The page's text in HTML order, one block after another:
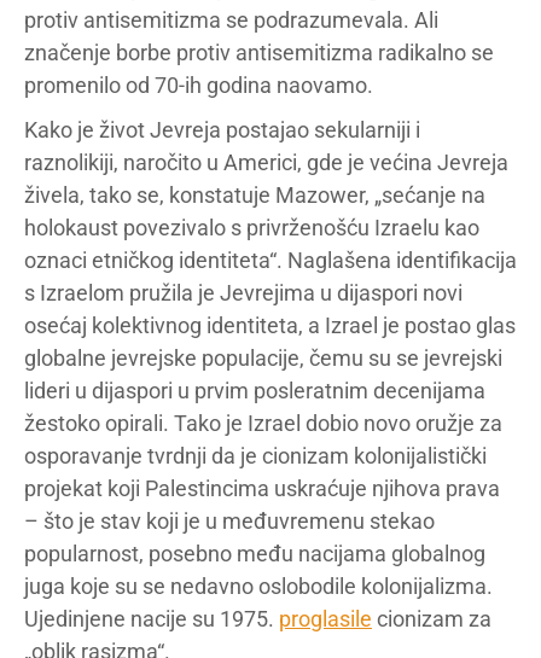
protiv antisemitizma se podrazumevala. Ali
značenje borbe protiv antisemitizma radikalno se
promenilo od 70-ih godina naovamo.
Kako je život Jevreja postajao sekularniji i
raznolikiji, naročito u Americi, gde je većina Jevreja
živela, tako se, konstatuje Mazower, „sećanje na
holokaust povezivalo s privrženošću Izraelu kao
oznaci etničkog identiteta“. Naglašena identifikacija
s Izraelom pružila je Jevrejima u dijaspori novi
osećaj kolektivnog identiteta, a Izrael je postao glas
globalne jevrejske populacije, čemu su se jevrejski
lideri u dijaspori u prvim posleratnim decenijama
žestoko opirali. Tako je Izrael dobio novo oružje za
osporavanje tvrdnji da je cionizam kolonijalistički
projekat koji Palestincima uskraćuje njihova prava
– što je stav koji je u međuvremenu stekao
popularnost, posebno među nacijama globalnog
juga koje su se nedavno oslobodile kolonijalizma.
Ujedinjene nacije su 1975. proglasile cionizam za
„oblik rasizma“.